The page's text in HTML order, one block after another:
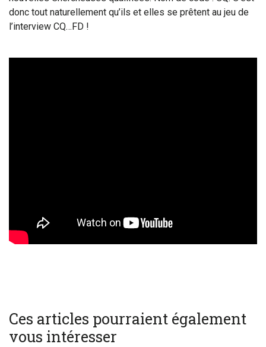
donc tout naturellement qu’ils et elles se prêtent au jeu de
l’interview CQ…FD !
Ces articles pourraient également
vous intéresser